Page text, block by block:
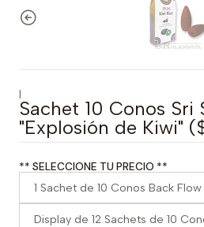
|
Sachet 10 Conos Sri
"Explosión de Kiwi"
** SELECCIONE TU PRECIO **
1 Sachet de 10 Conos Back Flow
Display de 12 Sachets de 10